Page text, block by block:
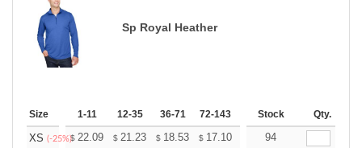
Sp Royal Heather
Size 1-11 12-35 36-71 72-143 144-287 288 + More
Stock Qty.
XS (-25%)$ 22.09 $ 21.23 $ 18.53 $ 17.10 16.24
94